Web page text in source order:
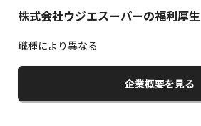
株式会社ウジエスーパーの福利厚生
職種により異なる
企業概要を見る